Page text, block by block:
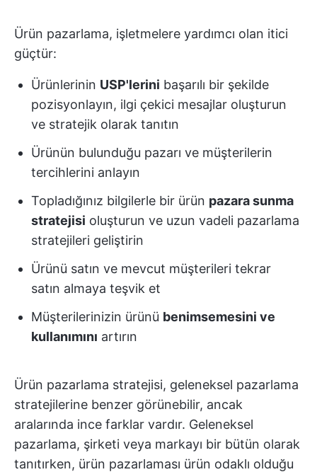
Ürün pazarlama, işletmelere yardımcı olan itici
güçtür:
Ürünlerinin USP'lerini başarılı bir şekilde
pozisyonlayın, ilgi çekici mesajlar oluşturun
ve stratejik olarak tanıtın
Ürünün bulunduğu pazarı ve müşterilerin
tercihlerini anlayın
Topladığınız bilgilerle bir ürün pazara sunma
stratejisi oluşturun ve uzun vadeli pazarlama
stratejileri geliştirin
Ürünü satın ve mevcut müşterileri tekrar
satın almaya teşvik et
Müşterilerinizin ürünü benimsemesini ve
kullanımını artırın
Ürün pazarlama stratejisi, geleneksel pazarlama
stratejilerine benzer görünebilir, ancak
aralarında ince farklar vardır. Geleneksel
pazarlama, şirketi veya markayı bir bütün olarak
tanıtırken, ürün pazarlaması ürün odaklı olduğu